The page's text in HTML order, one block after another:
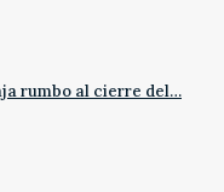
rumbo al cierre del…